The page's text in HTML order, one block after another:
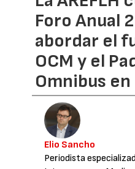
Foro Anual
abordar el
OCM y el
Omnibus
Elio Sancho
Periodista